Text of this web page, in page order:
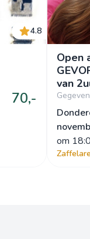
4.8
70,-
Open
om